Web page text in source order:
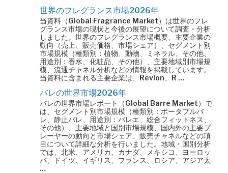
世界のフレグランス市場2026年
当資料（Global Fragrance Market）は世界のフレ
グランス市場の現状と今後の展望について調査・分析
しました。世界のフレグランス市場概要、主要企業の
動向（売上、販売価格、市場シェア）、セグメント別
市場規模（種類別：植物、動物、ミネラル、その他、
用途別：香水、化粧品、その他）、主要地域別市場規
模、流通チャネル分析などの情報を掲載しています。
当資料に含まれる主要企業は、Revlon、R …
バレの世界市場2026年
バレの世界市場レポート（Global Barre Market）で
は、セグメント別市場規模（種類別：ポータブルバ
レ、静止バレ、用途別：バレエ、総合フィットネス、
その他）、主要地域と国別市場規模、国内外の主要プ
レーヤーの動向と市場シェア、販売チャネルなどの項
目について詳細な分析を行いました。地域・国別分析
では、北米、アメリカ、カナダ、メキシコ、ヨーロッ
パ、ドイツ、イギリス、フランス、ロシア、アジア太
…